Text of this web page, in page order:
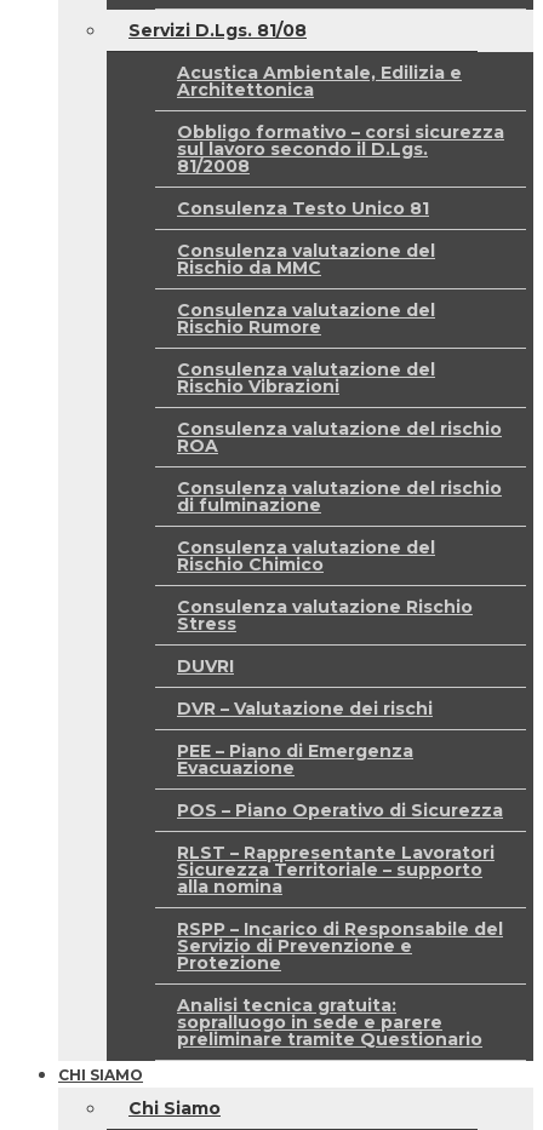
Servizi D.Lgs. 81/08
Acustica Ambientale, Edilizia e
Architettonica
Obbligo formativo – corsi sicurezza
sul lavoro secondo il D.Lgs.
81/2008
Consulenza Testo Unico 81
Consulenza valutazione del
Rischio da MMC
Consulenza valutazione del
Rischio Rumore
Consulenza valutazione del
Rischio Vibrazioni
Consulenza valutazione del rischio
ROA
Consulenza valutazione del rischio
di fulminazione
Consulenza valutazione del
Rischio Chimico
Consulenza valutazione Rischio
Stress
DUVRI
DVR – Valutazione dei rischi
PEE – Piano di Emergenza
Evacuazione
POS – Piano Operativo di Sicurezza
RLST – Rappresentante Lavoratori
Sicurezza Territoriale – supporto
alla nomina
RSPP – Incarico di Responsabile del
Servizio di Prevenzione e
Protezione
Analisi tecnica gratuita:
sopralluogo in sede e parere
preliminare tramite Questionario
CHI SIAMO
Chi Siamo